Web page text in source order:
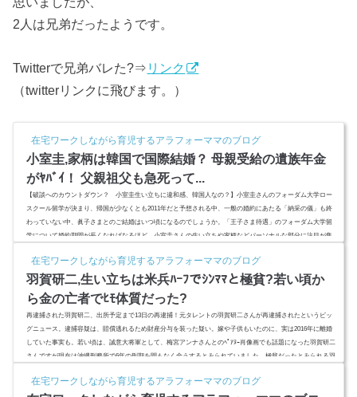
2人は兄弟だったようです。
Twitterで兄弟バレた?⇒ リンク
（twitterリンクに飛びます。）
在宅ワークしながら育児するアラフォーママのブログ
小室圭,家柄は韓国で国際結婚？ 母親受給の遺族年金
がﾔﾊﾞｲ！ 父親祖父も急死って...
【破談へのカウントダウン？ 小室圭生い立ちに違和感、韓国人なの？】小室圭さんのフォーダム大学ロー
スクール留学が決まり、帰国が少なくとも2011年だと予想される中、一般の婚約にあたる「納采の儀」も終
わっていない中、眞子さまとのご結婚はいつ頃になるのでしょうか。「王子さま待遇」のフォーダム大学留
学について婚約期間が長くなればなるほど、小室圭さんの生い立ちや家柄などパーソナルな部分に注目が集
佳代さんが受給し...
在宅ワークしながら育児するアラフォーママのブログ
羽賀研二,生い立ちは米兵ﾊｰﾌでｼﾝﾏﾏと極貧?若い頃か
ら金の亡者でﾋﾓ体質だった?
再逮捕された羽賀研二、出所予定まで13日の再逮捕！元タレントの羽賀研二さんが再逮捕されたというビッ
グニュース。逮捕容疑は、賠償逃れるため財産分与を装った疑い。嫁や子供もいたのに、実は2016年に離婚
していた事実も。若い頃は、誠意大将軍として、梅宮アンナさんとのﾍﾟｱﾇｰ肖像画でも話題になった羽賀研二
さんですが現在は沖縄刑務所で6年の刑期を間もなく全うするとみられていました。極貧だったとみられる羽
在宅ワークしながら育児するアラフォーママのブログ